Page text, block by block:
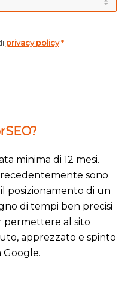
privacy policy *
minima di 12 mesi.
sono
posizionamento di un
di tempi ben precisi
permettere al sito
apprezzato e spinto
Google.